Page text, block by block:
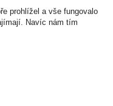
89 Kč
Cena za:1 ks
prohlížel a vše fungovalo
Navíc nám tím